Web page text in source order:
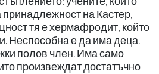
на Кастер,
тя е хермафродит, който
Неспособна е да има деца.
полов член. Има само
произвеждат достатъчно